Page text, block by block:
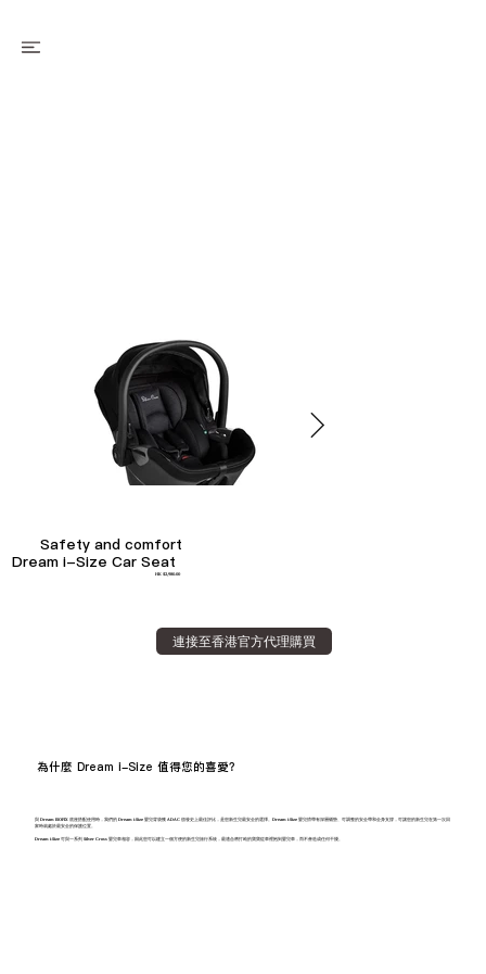
Safety and comfort
Dream i-Size Car Seat
HK $2,980.00
連接至香港官方代理購買
與 Dream ISOFIX 底座搭配使用時，我們的 Dream i-Size 嬰兒背袋獲 ADAC 頒發史上最佳評比，是您新生兒最安全的選擇。Dream i-Size 嬰兒揹帶有深層襯墊、可調整的安全帶和全身支撐，可讓您的新生兒在第一次回
家時就處於最安全的保護位置。
Dream i-Size 可與一系列 Silver Cross 嬰兒車相容，因此您可以建立一個方便的新生兒旅行系統，最適合將打盹的寶寶從車裡抱到嬰兒車，而不會造成任何干擾。
為什麼 Dream i-Size 值得您的喜愛?